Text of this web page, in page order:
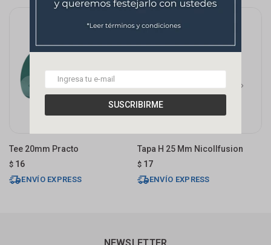
SUSCRIBIRME
Tee 20mm Practo
$ 16
ENVÍO EXPRESS
Tapa H 25 Mm Nicollfusion
$ 17
ENVÍO EXPRESS
NEWSLETTER